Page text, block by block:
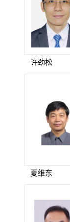
许劲松
夏维东